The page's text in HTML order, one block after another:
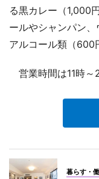
る黒カレー（1,000
ールやシャンパン
アルコール類（600
営業時間は11時～
暮らす・